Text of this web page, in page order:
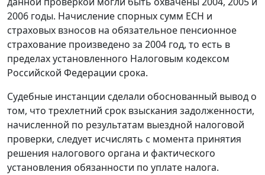
2006 годы. Начисление спорных сумм ЕСН и
страховых взносов на обязательное пенсионное
страхование произведено за 2004 год, то есть в
пределах установленного Налоговым кодексом
Российской Федерации срока.
Судебные инстанции сделали обоснованный вывод о
том, что трехлетний срок взыскания задолженности,
начисленной по результатам выездной налоговой
проверки, следует исчислять с момента принятия
решения налогового органа и фактического
установления обязанности по уплате налога.